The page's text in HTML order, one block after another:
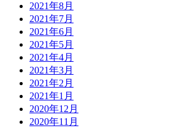
2021年8月
2021年7月
2021年6月
2021年5月
2021年4月
2021年3月
2021年2月
2021年1月
2020年12月
2020年11月